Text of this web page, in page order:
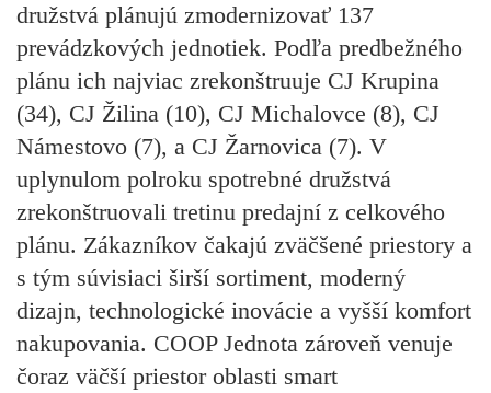
družstvá plánujú zmodernizovať 137
prevádzkových jednotiek. Podľa predbežného
plánu ich najviac zrekonštruuje CJ Krupina
(34), CJ Žilina (10), CJ Michalovce (8), CJ
Námestovo (7), a CJ Žarnovica (7). V
uplynulom polroku spotrebné družstvá
zrekonštruovali tretinu predajní z celkového
plánu. Zákazníkov čakajú zväčšené priestory a
s tým súvisiaci širší sortiment, moderný
dizajn, technologické inovácie a vyšší komfort
nakupovania. COOP Jednota zároveň venuje
čoraz väčší priestor oblasti smart